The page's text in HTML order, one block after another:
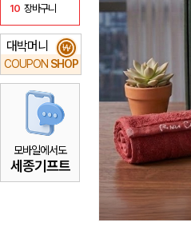
10 장바구니
대박머니
COUPON SHOP
₩
모바일에서도
세종기프트